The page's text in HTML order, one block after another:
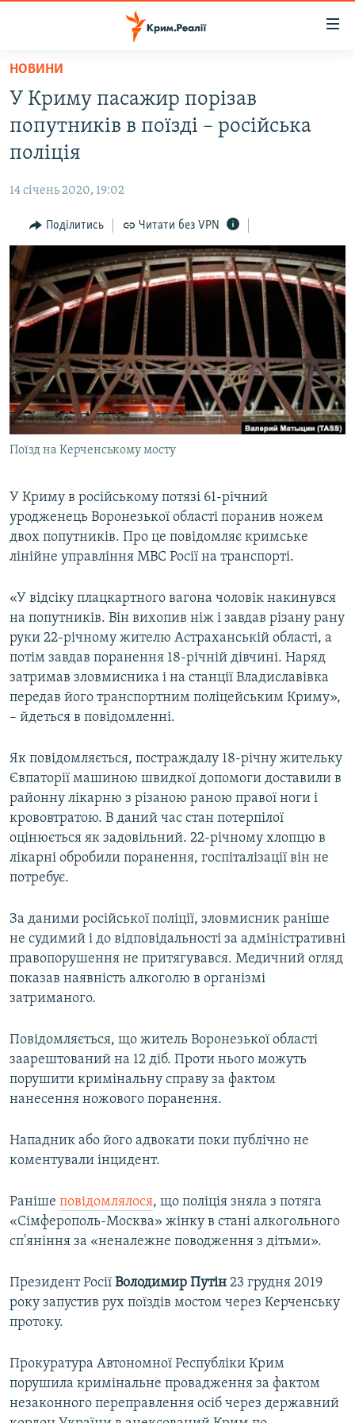
Перейти
основного
матеріалу
Перейти
до
основної
Перейти
до
пошуку
ВОДА.КРИМ
ВІДЕО ТА ФОТО
БЛОГИ
ПОГЛЯД
ІНТЕРВ'Ю
ВСЕ ЗА ДЕНЬ
СПЕЦПРОЕКТИ
ДЕПОРТАЦІЯ
ВІДЕОУРОКИ «ELIFBE»
СВІДЧЕННЯ ОКУПАЦІЇ
УКРАЇНСЬКА ПРОБЛЕМА КРИМУ
ІНФОГРАФІКА
ЯК ОБІЙТИ БЛОКУВАННЯ
Русский
Qırımtatar
ДОЛУЧАЙСЯ!
Усі сайти RFE/RL
НОВИНИ
У Криму пасажир порізав
попутників в поїзді – російська
поліція
14 січень 2020, 19:02
Поділитись Читати без VPN
Поїзд на Керченському мосту
У Криму в російському потязі 61-річний
уродженець Воронезької області поранив ножем
двох попутників. Про це повідомляє кримське
лінійне управління МВС Росії на транспорті.
«У відсіку плацкартного вагона чоловік накинувся
на попутників. Він вихопив ніж і завдав різану рану
руки 22-річному жителю Астраханській області, а
потім завдав поранення 18-річній дівчині. Наряд
затримав зловмисника і на станції Владиславівка
передав його транспортним поліцейським Криму»,
– йдеться в повідомленні.
Як повідомляється, постраждалу 18-річну жительку
Євпаторії машиною швидкої допомоги доставили в
районну лікарню з різаною раною правої ноги і
крововтратою. В даний час стан потерпілої
оцінюється як задовільний. 22-річному хлопцю в
лікарні обробили поранення, госпіталізації він не
потребує.
За даними російської поліції, зловмисник раніше
не судимий і до відповідальності за адміністративні
правопорушення не притягувався. Медичний огляд
показав наявність алкоголю в організмі
затриманого.
Повідомляється, що житель Воронезької області
заарештований на 12 діб. Проти нього можуть
порушити кримінальну справу за фактом
нанесення ножового поранення.
Нападник або його адвокати поки публічно не
коментували інцидент.
Раніше повідомлялося, що поліція зняла з потяга
«Сімферополь-Москва» жінку в стані алкогольного
сп'яніння за «неналежне поводження з дітьми».
Президент Росії Володимир Путін 23 грудня 2019
року запустив рух поїздів мостом через Керченську
протоку.
Прокуратура Автономної Республіки Крим
порушила кримінальне провадження за фактом
незаконного переправлення осіб через державний